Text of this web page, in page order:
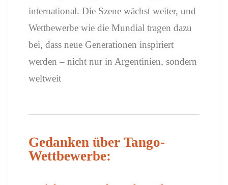
international. Die Szene wächst weiter, und
Wettbewerbe wie die Mundial tragen dazu
bei, dass neue Generationen inspiriert
werden – nicht nur in Argentinien, sondern
weltweit
Gedanken über Tango-
Wettbewerbe: